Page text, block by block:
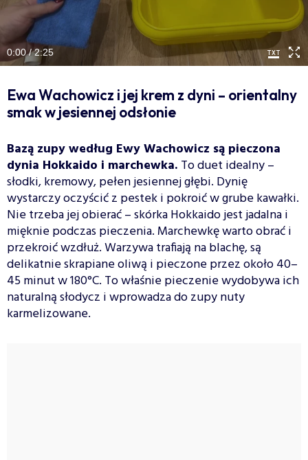
0:00 / 2:25
Ewa Wachowicz i jej krem z dyni – orientalny
smak w jesiennej odsłonie
Bazą zupy według Ewy Wachowicz są pieczona
dynia Hokkaido i marchewka. To duet idealny –
słodki, kremowy, pełen jesiennej głębi. Dynię
wystarczy oczyścić z pestek i pokroić w grube kawałki.
Nie trzeba jej obierać – skórka Hokkaido jest jadalna i
mięknie podczas pieczenia. Marchewkę warto obrać i
przekroić wzdłuż. Warzywa trafiają na blachę, są
delikatnie skrapiane oliwą i pieczone przez około 40–
45 minut w 180°C. To właśnie pieczenie wydobywa ich
naturalną słodycz i wprowadza do zupy nuty
karmelizowane.